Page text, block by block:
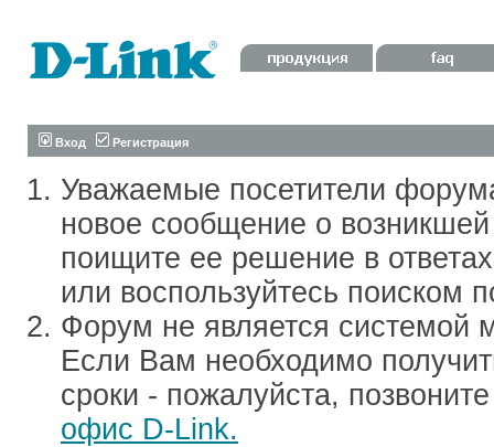
Вход Регистрация
Уважаемые посетители
новое сообщение о
поищите ее решение в
или воспользуйтесь поиском
Форум не является системой
Если Вам необходимо
сроки - пожалуйста,
офис D-Link.